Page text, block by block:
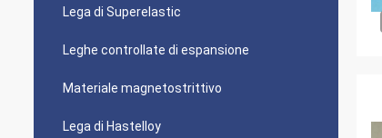
Lega di Superelastic
Leghe controllate di espansione
Materiale magnetostrittivo
Lega di Hastelloy